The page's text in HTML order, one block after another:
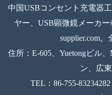
中国USBコンセント充電器
ヤー、USB顕微鏡メーカー
supplier.com。
住所：E-605、Yuetongビル
ン、広
TEL：86-755-